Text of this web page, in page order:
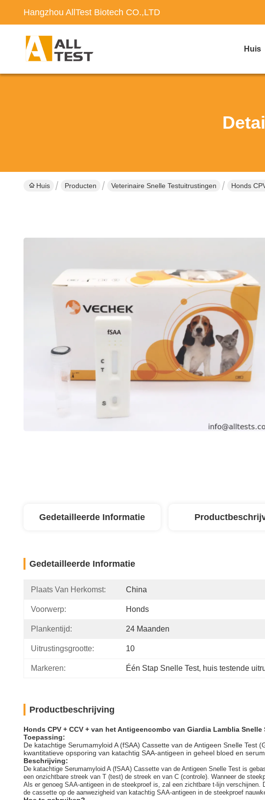
Hangzhou AllTest Biotech CO.,LTD
Huis
Huis Producten Veterinaire Snelle Testuitrustingen Honds
Gedetailleerde Informatie
Gedetailleerde Informatie
Plaats Van Herkomst: China
Voorwerp: Honds
Plankentijd: 24 Maanden
Uitrustingsgrootte: 10
Markeren: Één Stap Snelle Test, huis testende
Productbeschrijving
Honds CPV + CCV + van het Antigeencombo van Giardia Lamblia
Toepassing:
De katachtige Serumamyloid A (fSAA) Cassette van de Antigeen Snelle
kwantitatieve opsporing van katachtig SAA-antigeen in geheel bloed en serum
Beschrijving:
De katachtige Serumamyloid A (fSAA) Cassette van de Antigeen Snelle Test is
een onzichtbare streek van T (test) de streek en van C (controle). Wanneer de
Als er genoeg SAA-antigeen in de steekproef is, zal een zichtbare t-lijn
de cassette op de aanwezigheid van katachtig SAA-antigeen in de steekproef